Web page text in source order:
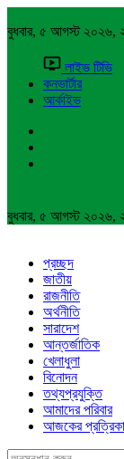
বুধবার, ৫ আগস্ট ২০২৬,
লাইভ টিভি
কনভার্টার
আর্কাইভ
বুধবার, ৫ আগস্ট ২০২৬,
প্রচ্ছদ
জাতীয়
রাজনীতি
অর্থনীতি
সারাদেশ
আন্তর্জাতিক
খেলাধুলা
বিনোদন
তথ্যপ্রযুক্তি
আমাদের পরিবার
আজকের প্রত্রিকা